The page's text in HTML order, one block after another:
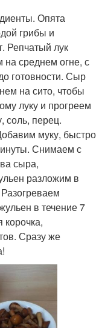
Опята
грибы и
Репчатый лук
среднем огне, с
готовности. Сыр
на сито, чтобы
луку и прогреем
соль, перец.
муку, быстро
Снимаем с
сыра,
разложим в
в течение 7
корочка,
Сразу же